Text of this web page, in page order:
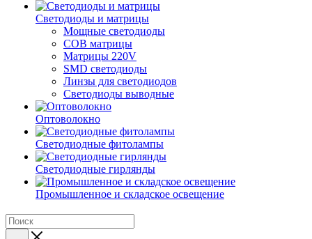
Светодиоды и матрицы
Мощные светодиоды
COB матрицы
Матрицы 220V
SMD светодиоды
Линзы для светодиодов
Светодиоды выводные
Оптоволокно
Светодиодные фитолампы
Светодиодные гирлянды
Промышленное и складское освещение